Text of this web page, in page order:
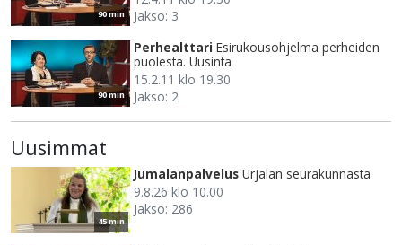
90 min
Jakso: 3
90 min
Perhealttari Esirukousohjelma perheiden
puolesta. Uusinta
15.2.11 klo 19.30
Jakso: 2
Uusimmat
45 min
Jumalanpalvelus Urjalan seurakunnasta
9.8.26 klo 10.00
Jakso: 286